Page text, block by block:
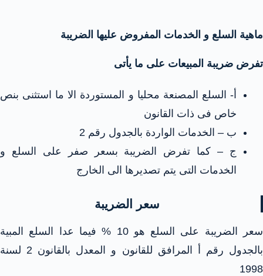
ماهية السلع و الخدمات المفروض عليها الضريبة
تفرض ضريبة المبيعات على ما يأتى
أ- السلع المصنعة محليا و المستوردة الا ما استثنى بنص
خاص فى ذات القانون
ب – الخدمات الواردة بالجدول رقم 2
ج – كما تفرض الضريبة بسعر صفر على السلع و
الخدمات التى يتم تصديرها الى الخارج
سعر الضريبة
سعر الضريبة على السلع هو 10 % فيما عدا السلع المبية
بالجدول رقم أ المرافق للقانون و المعدل بالقانون 2 لسنة
1998